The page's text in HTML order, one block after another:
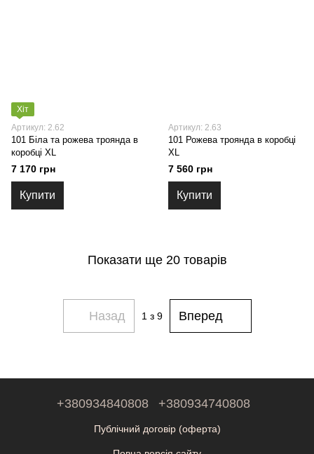
Хіт
Артикул: 2.62
101 Біла та рожева троянда в
коробці XL
7 170 грн
Купити
Артикул: 2.63
101 Рожева троянда в коробці
XL
7 560 грн
Купити
Показати ще 20 товарів
Назад 1з 9 Вперед
+380934840808 +380934740808
Публічний договір (оферта)